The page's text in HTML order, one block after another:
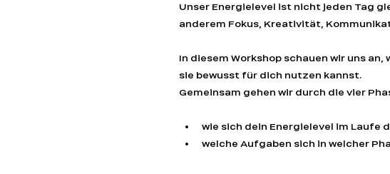
Unser Energielevel ist nicht jeden Tag
anderem Fokus, Kreativität,
In diesem Workshop schauen wir uns
sie bewusst für dich nutzen kannst.
Gemeinsam gehen wir durch die vier
wie sich dein Energielevel im Laufe
welche Aufgaben sich in welcher